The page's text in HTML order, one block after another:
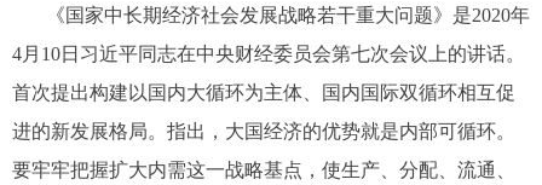
《国家中长期经济社会发展战略若干重大问题》是2020年
4月10日习近平同志在中央财经委员会第七次会议上的讲话。
首次提出构建以国内大循环为主体、国内国际双循环相互促
进的新发展格局。指出，大国经济的优势就是内部可循环。
要牢牢把握扩大内需这一战略基点，使生产、分配、流通、